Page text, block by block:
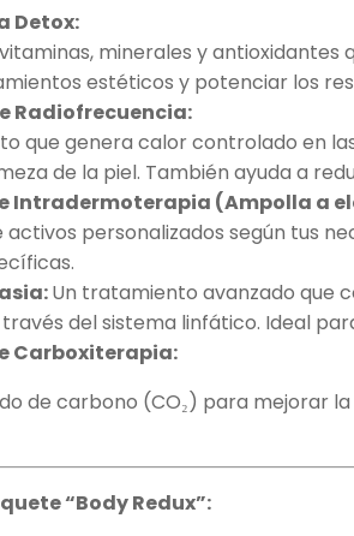
Detox:
minerales y
estéticos y potenciar los
Radiofrecuencia:
que genera calor controlado en
de la piel. También ayuda a
Intradermoterapia (Ampolla a
activos personalizados según tus
Un tratamiento avanzado que
del sistema linfático. Ideal
Carboxiterapia:
de carbono (CO₂) para mejorar
“Body Redux”: